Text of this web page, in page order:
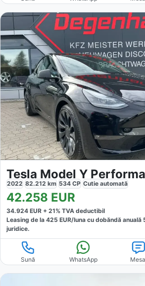
Tesla Model Y
2022 82.212 km 534 CP Cutie automată
42.258 EUR
34.924 EUR + 21% TVA deductibil
Leasing de la 425 EUR/luna cu dobăndă anuală
juridice.
Sună WhatsApp